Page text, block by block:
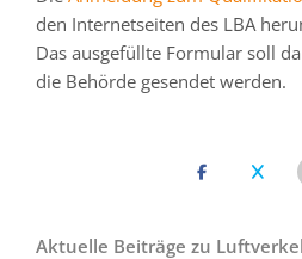
den Internetseiten des LBA
Das ausgefüllte Formular soll
die Behörde gesendet werden.
Aktuelle Beiträge zu